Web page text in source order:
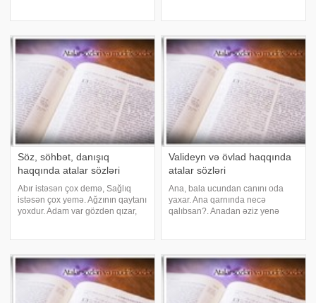
gərəkdir. Ana kimi yar olmaz
daş üstdə. Qarğa, qarğa, məndə
qoz var. Qaçırıla
Söz, söhbət, danışıq
haqqında atalar sözləri
Abır istəsən çox demə, Sağlıq
istəsən çox yemə. Ağzının qaytanı
yoxdur. Adam var gözdən qızar,
nədir? - Rəşid! Birin de, birin eşit!
Valideyn və övlad haqqında
atalar sözləri
Ana, bala ucundan canını oda
yaxar. Ana qarnında necə
qalıbsan?. Anadan əziz yenə
böyüyər, Anasız qızın sözü
böyüyər. Analı quzu